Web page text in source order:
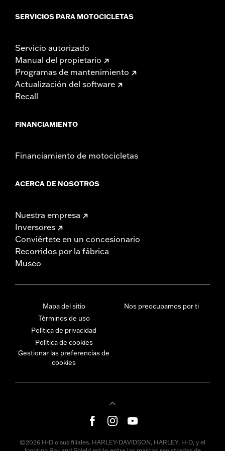
SERVICIOS PARA MOTOCICLETAS
Servicio autorizado
Manual del propietario
Programas de mantenimiento
Actualización del software
Recall
FINANCIAMIENTO
Financiamiento de motocicletas
ACERCA DE NOSOTROS
Nuestra empresa
Inversores
Conviértete en un concesionario
Recorridos por la fábrica
Museo
Mapa del sitio
Términos de uso
Política de privacidad
Política de cookies
Gestionar las preferencias de
cookies
Nos preocupamos por ti
©2026 H-D o sus filiales. HARLEY-DAVIDSON, HARLEY, H-D, y el